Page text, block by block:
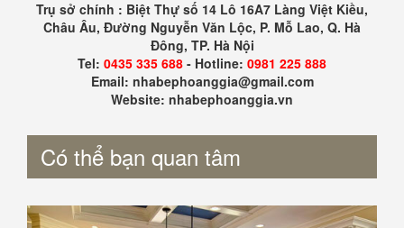
Trụ sở chính : Biệt Thự số 14 Lô 16A7 Làng Việt Kiều,
Châu Âu, Đường Nguyễn Văn Lộc, P. Mỗ Lao, Q. Hà
Đông, TP. Hà Nội
Tel: 0435 335 688 - Hotline: 0981 225 888
Email: nhabephoanggia@gmail.com
Website: nhabephoanggia.vn
Có thể bạn quan tâm